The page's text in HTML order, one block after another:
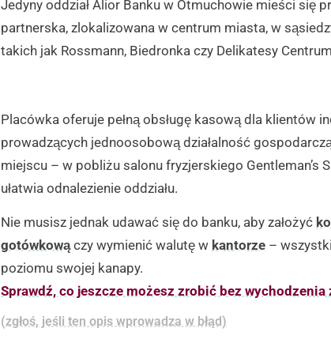
Jedyny oddział Alior Banku w Otmuchowie mieści się
partnerska, zlokalizowana w centrum miasta, w
takich jak Rossmann, Biedronka czy Delikatesy
Placówka oferuje pełną obsługę kasową dla klientów
prowadzących jednoosobową działalność
miejscu – w pobliżu salonu fryzjerskiego Gentleman’s
ułatwia odnalezienie oddziału.
Nie musisz jednak udawać się do banku, aby założyć
gotówkowączy wymienić walutę w kantorze –
poziomu swojej kanapy.
Sprawdź, co jeszcze możesz zrobić bez wychodzenia
(zgłoś, jeśli ten opis wprowadza w błąd)